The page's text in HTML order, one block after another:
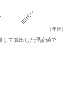
（年代）
して算出した理論値で